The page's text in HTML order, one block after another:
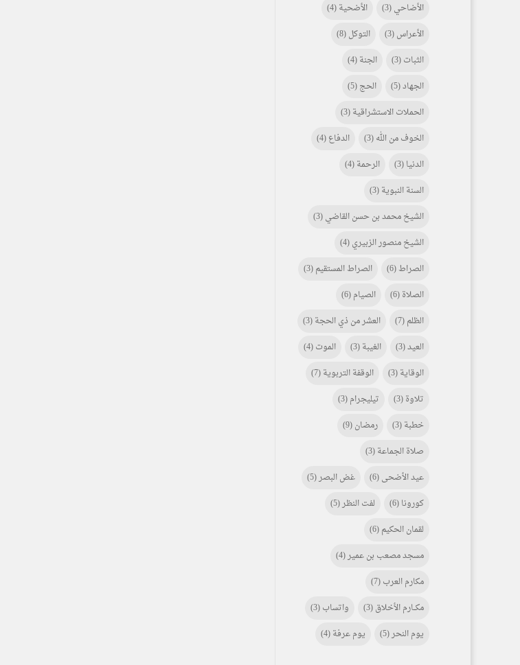
الأضاحي(3) الأضحية(4)
الأعراس(3) التوكل(8)
الثبات(3) الجنة(4)
الجهاد(5) الحج(5)
الحملات الاستشراقية(3)
الخوف من الله(3) الدفاع(4)
الدنيا(3) الرحمة(4)
السنة النبوية(3)
الشيخ محمد بن حسن القاضي(3)
الشيخ منصور الزبيري(4)
الصراط(6) الصراط المستقيم(3)
الصلاة(6) الصيام(6)
الظلم(7) العشر من ذي الحجة(3)
العيد(3) الغيبة(3) الموت(4)
الوقاية(3) الوقفة التربوية(7)
تلاوة(3) تيليجرام(3)
خطبة(3) رمضان(9)
صلاة الجماعة(3)
عيد الأضحى(6) غض البصر(5)
كورونا(6) لفت النظر(5)
لقمان الحكيم(6)
مسجد مصعب بن عمير(4)
مكارم العرب(7)
مكـــارم الأخلاق(3) واتساب(3)
يوم النحر(5) يوم عرفة(4)